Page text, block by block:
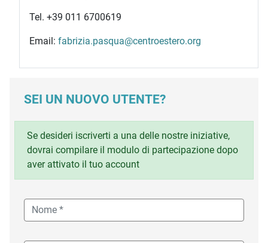
Tel. +39 011 6700619
Email: fabrizia.pasqua@centroestero.org
SEI UN NUOVO UTENTE?
Se desideri iscriverti a una delle nostre iniziative,
dovrai compilare il modulo di partecipazione dopo
aver attivato il tuo account